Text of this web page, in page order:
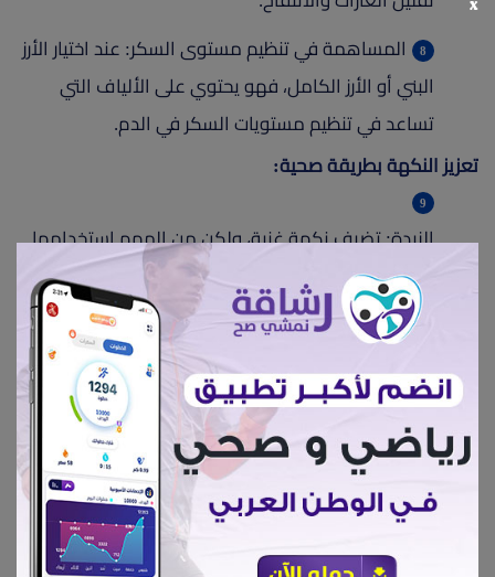
المساهمة في تنظيم مستوى السكر: عند اختيار الأرز
البني أو الأرز الكامل، فهو يحتوي على الألياف التي
تساعد في تنظيم مستويات السكر في الدم.
تعزيز النكهة بطريقة صحية:
الزبدة: تضيف نكهة غنية، ولكن من المهم استخدامها
بكميات معتدلة. يمكن استبدالها بالزيوت الصحية مثل
زيت الزيتون إذا كنت تراقب كمية الدهون المشبعة.
الملح: استخدام كمية معتدلة من الملح يمكن أن
يساهم في تحسين طعم الطعام دون التأثير الكبير على
الصحة.
إضافة نكهات مهدئة:
الهيل: ليس فقط له فوائد صحية تتعلق بالهضم، بل